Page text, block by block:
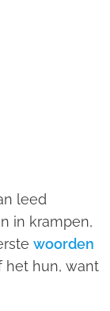
leed
in krampen,
woorden
het hun, want